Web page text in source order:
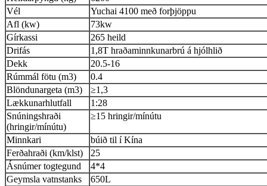
Vél
Yuchai 4100 með forþjöppu
Afl (kw)
73kw
Gírkassi
265 heild
Drifás
1,8T hraðaminnkunarbrú á hjólhlið
Dekk
20.5-16
Rúmmál fötu (m3)
0.4
Blöndunargeta (m3)
≥1,3
Lækkunarhlutfall
1:28
Snúningshraði
(hringir/mínútu)
≥15 hringir/mínútu
Minnkari
búið til í Kína
Ferðahraði (km/klst)
25
Ásnúmer togtegund
4*4
Geymsla vatnstanks
650L